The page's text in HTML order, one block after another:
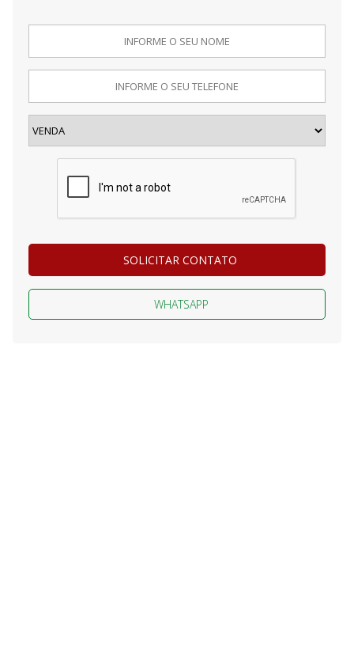
SOLICITAR CONTATO
WHATSAPP